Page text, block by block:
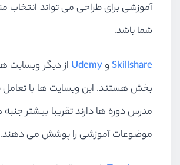
آموزشی برای طراحی می تواند انتخاب
شما باشد.
SkillshareوUdemy از دیگر وبسایت
بخش هستند. این وبسایت ها با تعامل
مدرس دوره ها دارند تقریبا بیشتر جنبه
موضوعات آموزشی را پوشش می دهند.